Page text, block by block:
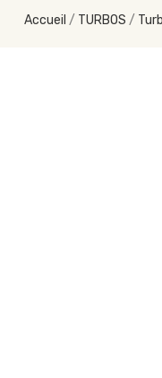
Accueil TURBOS